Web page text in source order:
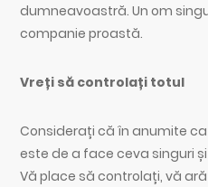
dumneavoastră. Un om
companie proastă.
Vreți să controlați totul
Considerați că în anumite
este de a face ceva singuri
Vă place să controlați, vă